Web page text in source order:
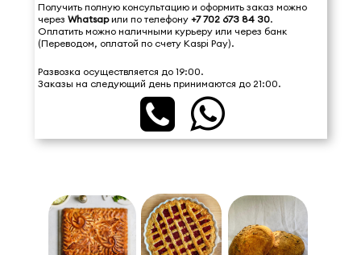
Получить полную консультацию и оформить заказ можно
через Whatsapили по телефону +7 702 673 84 30.
Оплатить можно наличными курьеру или через банк
(Переводом, оплатой по счету Kaspi Pay).
Развозка осуществляется до 19:00.
Заказы на следующий день принимаются до 21:00.

